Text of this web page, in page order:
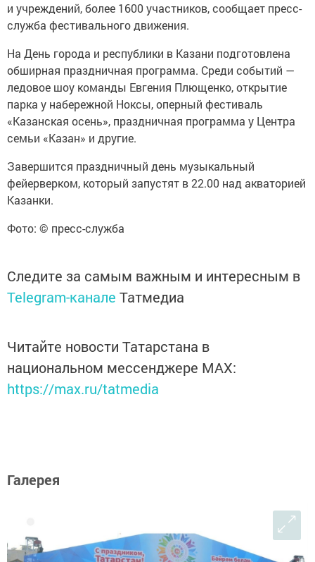
и учреждений, более 1600 участников, сообщает пресс-
служба фестивального движения.
На День города и республики в Казани подготовлена
обширная праздничная программа. Среди событий —
ледовое шоу команды Евгения Плющенко, открытие
парка у набережной Ноксы, оперный фестиваль
«Казанская осень», праздничная программа у Центра
семьи «Казан» и другие.
Завершится праздничный день музыкальный
фейерверком, который запустят в 22.00 над акваторией
Казанки.
Фото: © пресс-служба
Следите за самым важным и интересным в
Telegram-канале Татмедиа
Читайте новости Татарстана в
национальном мессенджере MАХ:
https://max.ru/tatmedia
Галерея